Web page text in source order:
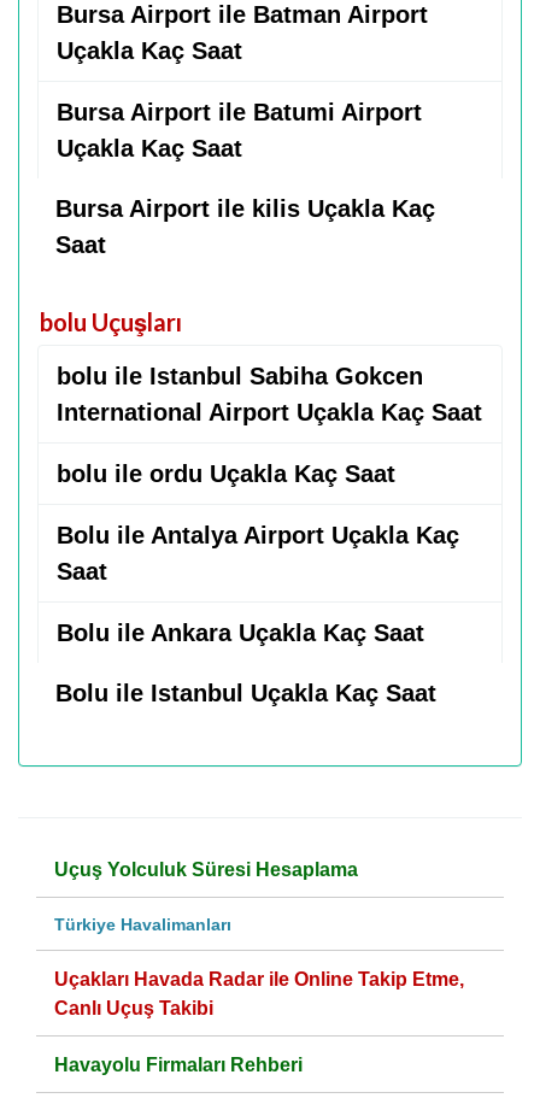
Bursa Airport ile Batman Airport
Uçakla Kaç Saat
Bursa Airport ile Batumi Airport
Uçakla Kaç Saat
Bursa Airport ile kilis Uçakla Kaç
Saat
bolu Uçuşları
bolu ile Istanbul Sabiha Gokcen
International Airport Uçakla Kaç Saat
bolu ile ordu Uçakla Kaç Saat
Bolu ile Antalya Airport Uçakla Kaç
Saat
Bolu ile Ankara Uçakla Kaç Saat
Bolu ile Istanbul Uçakla Kaç Saat
Uçuş Yolculuk Süresi Hesaplama
Türkiye Havalimanları
Uçakları Havada Radar ile Online Takip Etme,
Canlı Uçuş Takibi
Havayolu Firmaları Rehberi